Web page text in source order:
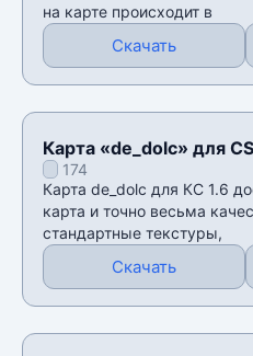
на карте происходит в
Скачать
Карта «de_dolc» для
174
Карта de_dolc для КС 1.6
карта и точно весьма
стандартные текстуры,
Скачать